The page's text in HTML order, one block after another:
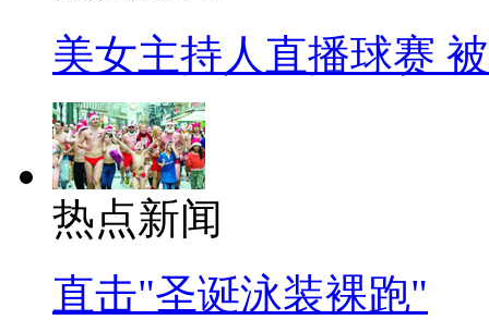
美女主持人直播球赛
热点新闻
直击"圣诞泳装裸跑"